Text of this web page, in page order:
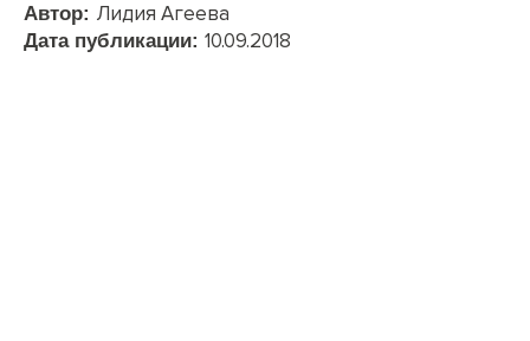
Автор: Лидия Агеева
Дата публикации: 10.09.2018